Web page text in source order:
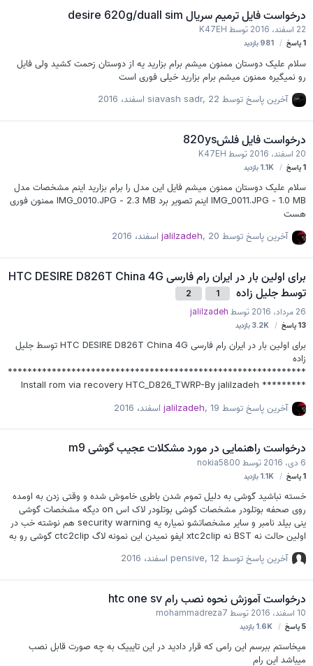
درخواست فایل ترمیم سریال desire 620g/duall sim
22 اسفند، 2016 توسطK47EH
پاسخ 981بازدید
سلام علیک دوستان ممنون میشم برام بزارید یه از دوستان زحمت کشید ولی فایل
رو نمیگیره ممنون میشم برام بزارید خیلی فوری است
آخرین پاسخ توسط siavash sadr ,22 اسفند، 2016
درخواست فایل فلش820ys
20 اسفند، 2016 توسط K47EH
پاسخ 1.1Kبازدید
سلام علیک دوستان ممنون میشم فایل این مدل را برام بزارید اینم مشخصات مدل
IMG_0011.JPG - 1.0 MB اینم تصویر برد IMG_0010.JPG - 2.3 MB ممنون فوری
هست
آخرین پاسخ توسط jalilzadeh ,20 اسفند، 2016
برای اولین بار در ایران رام فارسی HTC DESIRE D826T China 4G
توسط جلیل زاده
2
26 مرداد، 2016 توسطjalilzadeh
13 پاسخ 3.2Kبازدید
برای اولین بار در ایران رام فارسی HTC DESIRE D826T China 4G توسط جلیل
زاده
*************************************************************
********* Install rom via recovery HTC_D826_TWRP-By jalilzadeh
jalilzadeh pass: 43573303
آخرین پاسخ توسط jalilzadeh ,19 اسفند، 2016
درخواست راهنمایی در مورد مشکلات عجیب گوشی m9
6 دی، 2016 توسط nokia5800
پاسخ 1.1Kبازدید
خسته نباشید گوشی به دلیل تموم شدن باطری خاموش شده و وقتی زدن به اومده
روی صحفه بوتلودر مشخصات گوشی بوتلودر لاک اس on دیگه مشخصات گوشی
ینی بیلد نامبر و سایر مشخصاتشو نمیاره یه security warning هم نوشته خب در
اولین حالت نه BST نه xtc2clip ایفو نمیدن این نمونه لاگ ctc2clip گوشی رو به
میگه نمیشه گوشی رو تو این حالت بوت کرد و با ولوم بالا دوباره برمیگرده به حالت
کرد که رایت کردم وفایل رایت شد منتهی بازم تما…
آخرین پاسخ توسط pensive ,12 اسفند، 2016
درخواست آموزش نحوه نصب رام htc one sv
10 اسفند، 2016 توسطmohammadreza7
5پاسخ 1.6K بازدید
میخاستم ببرسم این رامی که قرار دادید در این تایبیک به چه صورت قابل نصب
میباشد این رام